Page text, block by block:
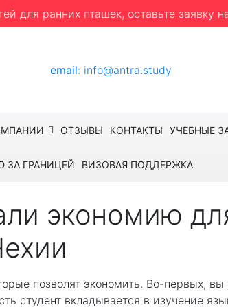
для ранних пташек, оставьте заявку
email: info@antra.study
ОТЗЫВЫ КОНТАКТЫ УЧЕБНЫЕ
ЗА ГРАНИЦЕЙ ВИЗОВАЯ ПОДДЕРЖКА
экономию
позволят экономить. Во-первых, вы
студент вкладывается в изучение